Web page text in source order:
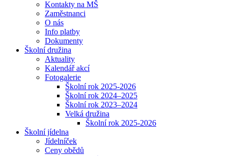
Kontakty na MŠ
Zaměstnanci
O nás
Info platby
Dokumenty
Školní družina
Aktuality
Kalendář akcí
Fotogalerie
Školní rok 2025-2026
Školní rok 2024–2025
Školní rok 2023–2024
Velká družina
Školní rok 2025-2026
Školní jídelna
Jídelníček
Ceny obědů